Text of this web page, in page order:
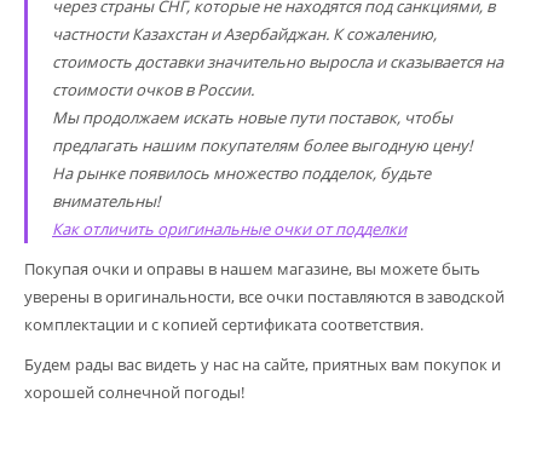
через страны СНГ, которые не находятся под санкциями, в
частности Казахстан и Азербайджан. К сожалению,
стоимость доставки значительно выросла и сказывается на
стоимости очков в России.
Мы продолжаем искать новые пути поставок, чтобы
предлагать нашим покупателям более выгодную цену!
На рынке появилось множество подделок, будьте
внимательны!
Как отличить оригинальные очки от подделки
Покупая очки и оправы в нашем магазине, вы можете быть
уверены в оригинальности, все очки поставляются в заводской
комплектации и с копией сертификата соответствия.
Будем рады вас видеть у нас на сайте, приятных вам покупок и
хорошей солнечной погоды!